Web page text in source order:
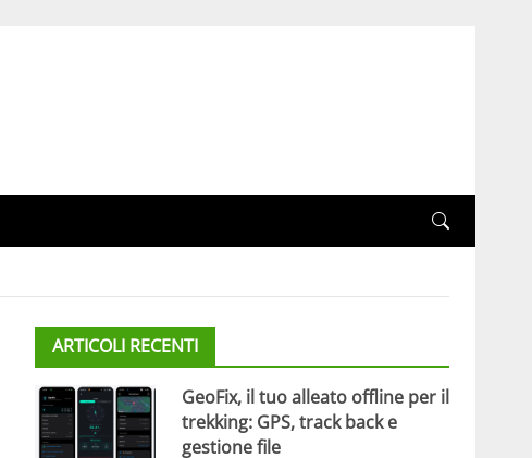
ARTICOLI RECENTI
GeoFix, il tuo alleato offline per il
trekking: GPS, track back e
gestione file